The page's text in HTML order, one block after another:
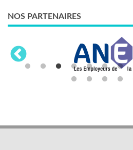
NOS PARTENAIRES